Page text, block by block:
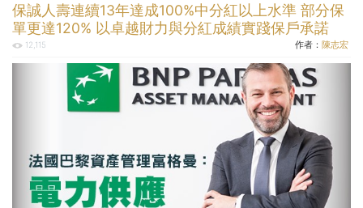
保誠人壽連續13年達成100%中分紅以上水準 部分保
單更達120% 以卓越財力與分紅成績實踐保戶承諾
12,115 作者： 陳志宏